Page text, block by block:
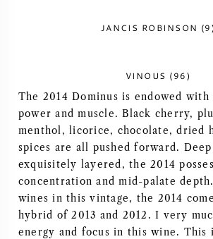
TOUT LES PAYS
BORDEAUX
JANCIS ROBINSON (9)
VINOUS (96)
The 2014 Dominus is endowed
power and muscle. Black cherry,
menthol, licorice, chocolate, dried
spices are all pushed forward.
exquisitely layered, the 2014
concentration and mid-palate
wines in this vintage, the 2014
hybrid of 2013 and 2012. I very
energy and focus in this wine. This